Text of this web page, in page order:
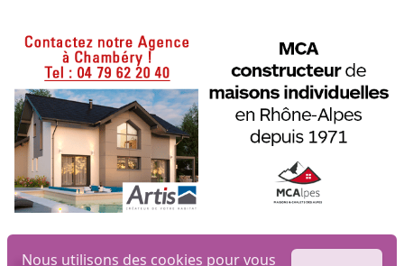
Nous utilisons des cookies pour vous